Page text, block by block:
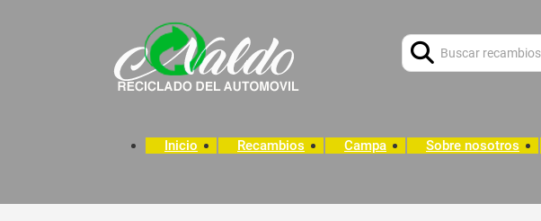
Inicio Recambios Campa Sobre nosotros